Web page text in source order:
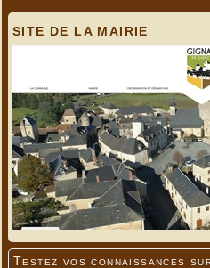
SITE DE LA MAIRIE
Testez vos connaissances